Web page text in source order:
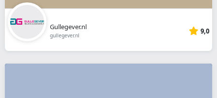
Gullegever.nl
gullegever.nl 9,0